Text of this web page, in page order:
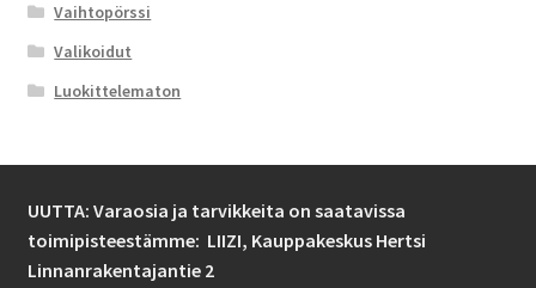
Vaihtopörssi
Valikoidut
Luokittelematon
UUTTA: Varaosia ja tarvikkeita on saatavissa
toimipisteestämme: LIIZI, Kauppakeskus Hertsi
Linnanrakentajantie 2